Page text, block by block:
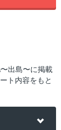
出島〜に掲載
ト内容をもと